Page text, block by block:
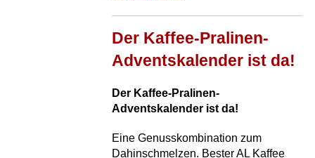
Advents-
Samstagen!
Der Kaffee-Pralinen-
Adventskalender ist da!
Der Kaffee-Pralinen-
Adventskalender ist da!
Eine Genusskombination zum
Dahinschmelzen. Bester AL Kaffee